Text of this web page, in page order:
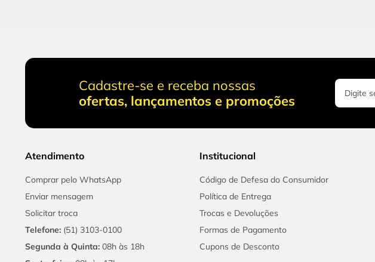
Cadastre-se e receba nossas
ofertas, lançamentos e promoções
Atendimento
Comprar pelo WhatsApp
Enviar mensagem
Solicitar troca
Telefone: (51) 3103-0100
Segunda à Quinta: 08h às 18h
Institucional
Código de Defesa do Consumidor
Política de Entrega
Trocas e Devoluções
Formas de Pagamento
Cupons de Desconto